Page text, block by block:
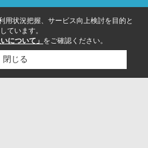
用状況把握、サービス向上検討を目的と
ています。
について」 をご確認ください。
閉じる